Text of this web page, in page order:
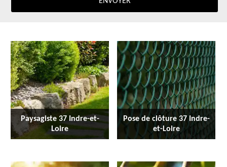
Paysagiste 37 Indre-et-
Loire
Pose de clôture 37 Indre-
et-Loire